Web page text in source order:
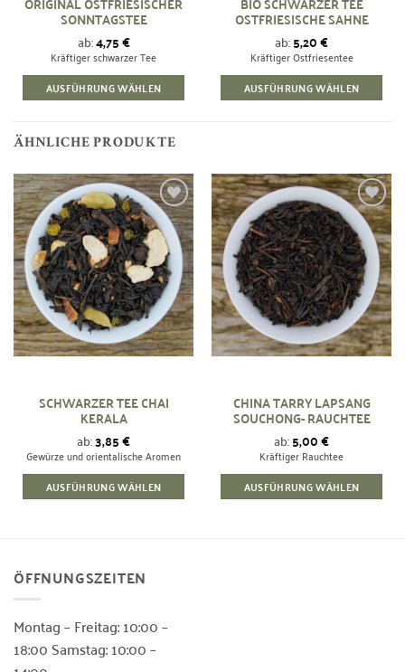
SONNTAGSTEE
ab:4,75€
Kräftiger schwarzer Tee
AUSFÜHRUNG WÄHLEN
weist
Varianten
auf.
Die
Optionen
können
auf
der
Produktseite
gewählt
werden
OSTFRIESISCHE SAHNE
ab:5,20€
Kräftiger Ostfriesentee
AUSFÜHRUNG WÄHLEN
ÄHNLICHE PRODUKTE
Zur
Wunschliste
hinzufügen
SCHWARZER TEE CHAI
KERALA
ab:3,85€
Gewürze und orientalische Aromen
AUSFÜHRUNG WÄHLEN
Varianten
Die
Optionen
können
Zur
Wunschliste
hinzufügen
CHINA TARRY LAPSANG
SOUCHONG- RAUCHTEE
ab:5,00€
Kräftiger Rauchtee
AUSFÜHRUNG WÄHLEN
ÖFFNUNGSZEITEN
Montag – Freitag: 10:00 –
18:00 Samstag: 10:00 –